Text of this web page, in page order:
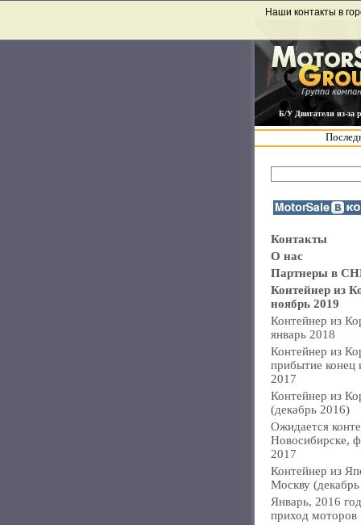
Б/У Двигатели из-за
Наши контакты в
Контакты
О нас
Партнеры в
Контейнер из
ноябрь 2019
Контейнер из
январь 2018
Контейнер из
прибытие конец
2017
Контейнер из
(декабрь 2016)
Ожидается
Новосибирске,
2017
Контейнер из
Москву
Январь, 2016
приход моторов